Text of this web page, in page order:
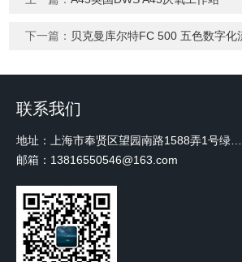
下一篇： 贝克曼库尔特FC 500 五色数字化
联系我们
邮箱：13816550546@163.com